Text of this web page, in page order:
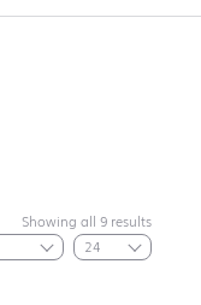
Showing all 9 results